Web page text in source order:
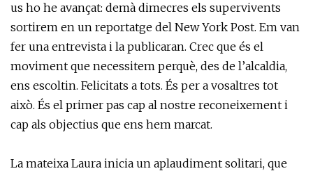
us ho he avançat: demà dimecres els supervivents
sortirem en un reportatge del New York Post. Em van
fer una entrevista i la publicaran. Crec que és el
moviment que necessitem perquè, des de l’alcaldia,
ens escoltin. Felicitats a tots. És per a vosaltres tot
això. És el primer pas cap al nostre reconeixement i
cap als objectius que ens hem marcat.
La mateixa Laura inicia un aplaudiment solitari, que